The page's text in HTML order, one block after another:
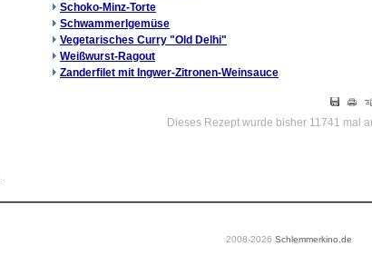
Schoko-Minz-Torte
Schwammerlgemüse
Vegetarisches Curry "Old Delhi"
Weißwurst-Ragout
Zanderfilet mit Ingwer-Zitronen-Weinsauce
Dieses Rezept wurde bisher 11741 mal
2008-2026 Schlemmerkino.de